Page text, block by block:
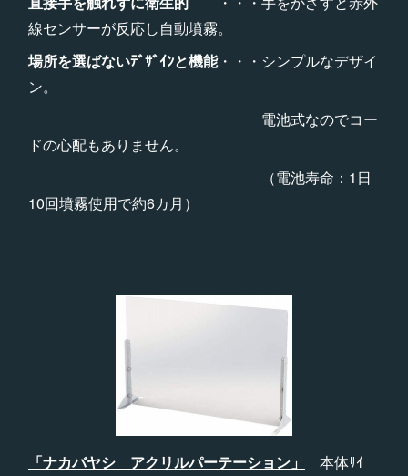
線センサーが反応し自動墳霧。
場所を選ばないﾃﾞｻﾞｲﾝと機能・・・シンプルなデザイ
ン。
電池式なのでコー
ドの心配もありません。
（電池寿命：1日
10回墳霧使用で約6カ月）
「ナカバヤシ アクリルパーテーション」
本体ｻｲ